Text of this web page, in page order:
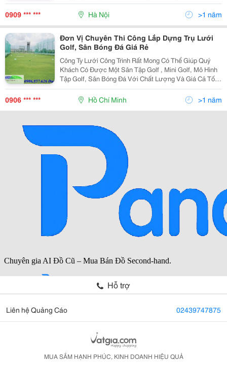
Banh , Tâm, Cờ, Tee, Banh Golf , Gậy Golf , Bàn Ghế,
Vách Ngăn Phân Line, Rổ, Khay Đựng Banh Golf &
0909 *** *** Hà Nội >1 năm
Đơn Vị Chuyên Thi Công Lắp Dựng Trụ Lưới
Golf, Sân Bóng Đá Giá Rẻ
Công Ty Lưới Công Trình Rất Mong Có Thể Giúp Quý
Khách Có Được Một Sân Tập Golf , Mini Golf, Mô Hình
Tập Golf, Sân Bóng Đá Với Chất Lượng Và Giá Cả Tốt
Nhất! Vui Lòng Đăng Nhập : Luoicongtrinh.com Để Biết
0906 *** *** Hồ Chí Minh >1 năm
Hỗ trợ
Liên hệ Quảng Cáo 02439747875
MUA SẮM HẠNH PHÚC, KINH DOANH HIỆU QUẢ